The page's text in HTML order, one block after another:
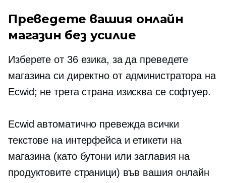
Преведете вашия онлайн
магазин без усилие
Изберете от 36 езика, за да преведете
магазина си директно от администратора на
Ecwid; не трета странаизисква се софтуер.
Ecwidавтоматично превеждавсички
текстове на интерфейса и етикети на
магазина (като бутони или заглавия на
продуктовите страници) във вашия онлайн